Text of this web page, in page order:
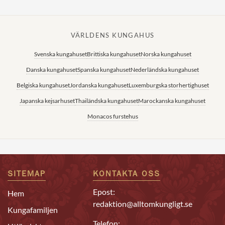
VÄRLDENS KUNGAHUS
Svenska kungahusetBrittiska kungahusetNorska kungahuset
Danska kungahusetSpanska kungahusetNederländska kungahuset
Belgiska kungahusetJordanska kungahusetLuxemburgska storhertighuset
Japanska kejsarhusetThailändska kungahusetMarockanska kungahuset
Monacos furstehus
SITEMAP
Hem
Kungafamiljen
KONTAKTA OSS
Epost:
redaktion@alltomkungligt.se